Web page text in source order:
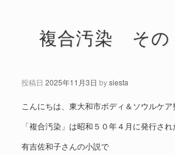
複合汚染 その
投稿日 2025年11月3日 bysiesta
こんにちは、東大和市ボディ＆ソウルケ
「複合汚染」は昭和５０年４月に発行され
有吉佐和子さんの小説で